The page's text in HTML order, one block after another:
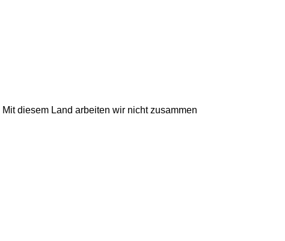
Mit diesem Land arbeiten wir nicht zusammen